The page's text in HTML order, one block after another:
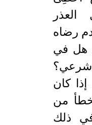
رضاه
هل في
كان
من
ذلك